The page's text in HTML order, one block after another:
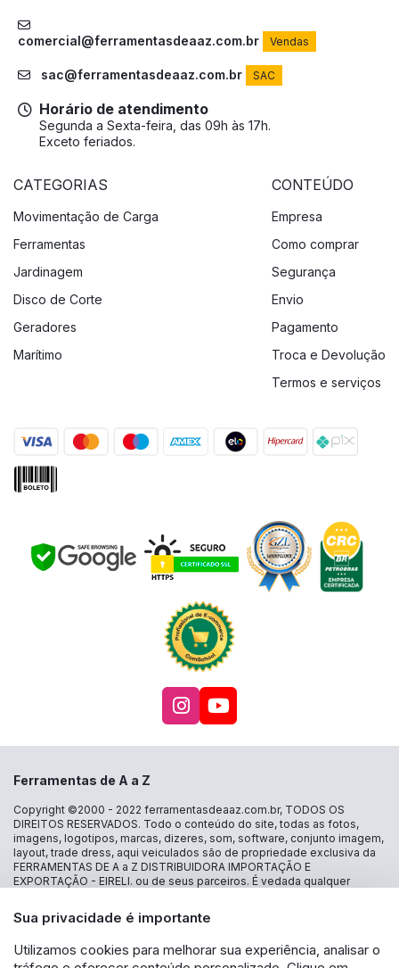
comercial@ferramentasdeaaz.com.br Vendas
sac@ferramentasdeaaz.com.br SAC
Horário de atendimento
Segunda a Sexta-feira, das 09h às 17h.
Exceto feriados.
CATEGORIAS
Movimentação de Carga
Ferramentas
Jardinagem
Disco de Corte
Geradores
Marítimo
CONTEÚDO
Empresa
Como comprar
Segurança
Envio
Pagamento
Troca e Devolução
Termos e serviços
Sua privacidade é importante
Utilizamos cookies para melhorar sua experiência, analisar o
Acesse nosso
Acesse nosso
Ferramentas de A a Z
Copyright ©2000 - 2022 ferramentasdeaaz.com.br, TODOS OS
DIREITOS RESERVADOS. Todo o conteúdo do site, todas as fotos,
imagens, logotipos, marcas, dizeres, som, software, conjunto imagem,
layout, trade dress, aqui veiculados são de propriedade exclusiva da
FERRAMENTAS DE A a Z DISTRIBUIDORA IMPORTAÇÃO E
EXPORTAÇÃO - EIRELI. ou de seus parceiros. É vedada qualquer
expressa autorização. A violação de qualquer direito mencionado
implicará na responsabilização cível e criminal nos termos da Lei.
EXPORTAÇÃO - EIRELI - CNPJ: 30.356.735/0001-13 - Estrada das